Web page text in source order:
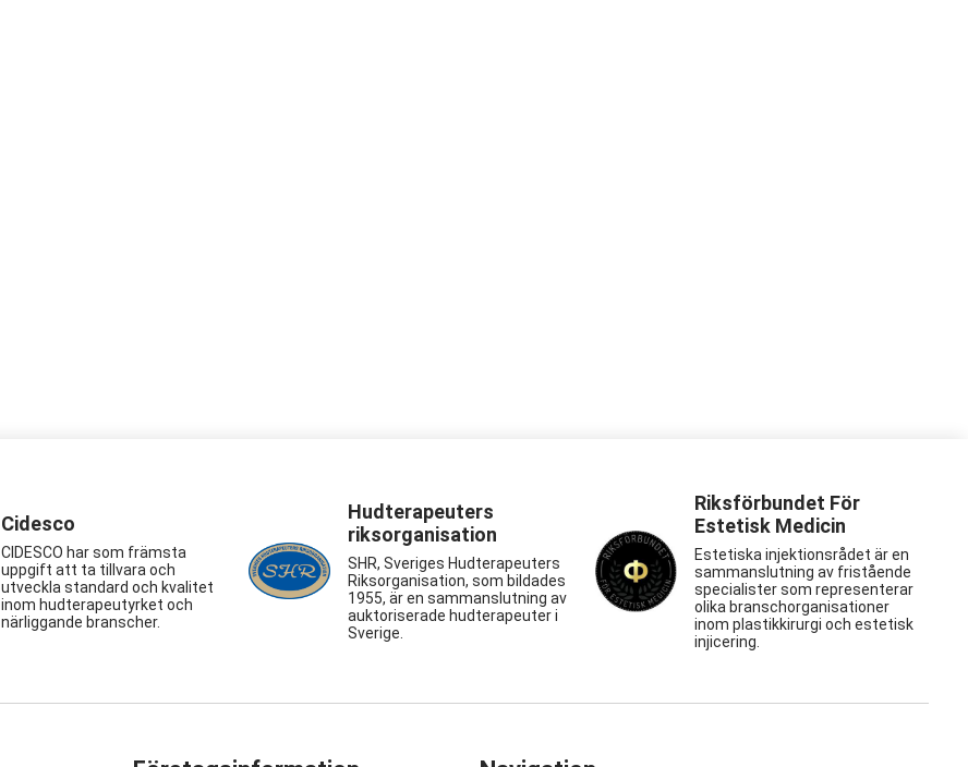
Cidesco
CIDESCO har som främsta
uppgift att ta tillvara och
utveckla standard och kvalitet
inom hudterapeutyrket och
närliggande branscher.
Hudterapeuters
riksorganisation
SHR, Sveriges Hudterapeuters
Riksorganisation, som bildades
1955, är en sammanslutning av
auktoriserade hudterapeuter i
Sverige.
Riksförbundet För
Estetisk Medicin
Estetiska injektionsrådet är en
sammanslutning av fristående
specialister som representerar
olika branschorganisationer
inom plastikkirurgi och estetisk
injicering.